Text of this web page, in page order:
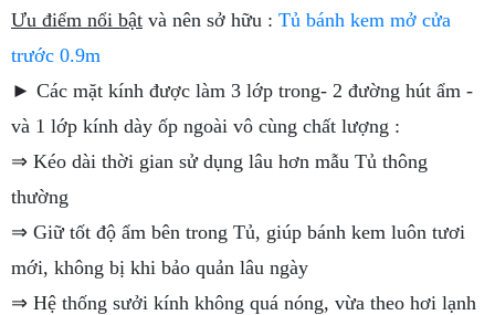
Ưu điểm nổi bật và nên sở hữu : Tủ bánh kem mở cửa
trước 0.9m
► Các mặt kính được làm 3 lớp trong- 2 đường hút ẩm -
và 1 lớp kính dày ốp ngoài vô cùng chất lượng :
⇒ Kéo dài thời gian sử dụng lâu hơn mẫu Tủ thông
thường
⇒ Giữ tốt độ ẩm bên trong Tủ, giúp bánh kem luôn tươi
mới, không bị khi bảo quản lâu ngày
⇒ Hệ thống sưởi kính không quá nóng, vừa theo hơi lạnh